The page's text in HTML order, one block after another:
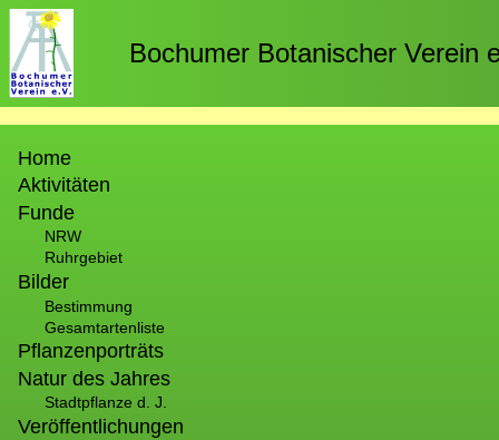
Direkt
zum
Inhalt
Bochumer Botanischer Verein
Home
Aktivitäten
Funde
NRW
Ruhrgebiet
Bilder
Bestimmung
Gesamtartenliste
Pflanzenporträts
Natur des Jahres
Stadtpflanze d. J.
Veröffentlichungen